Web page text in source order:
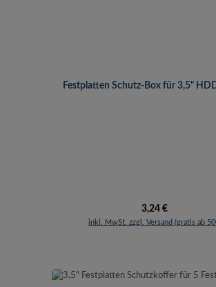
Festplatten Schutz-Box für 3,5"
Regulärer Preis:
3,24 €
inkl. MwSt. zzgl. Versand (gratis ab